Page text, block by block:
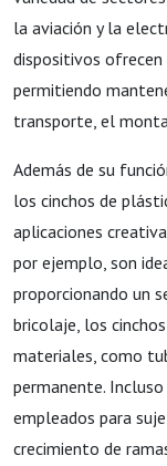
la aviación y la
dispositivos ofrecen
permitiendo
transporte, el
Además de su
los cinchos de
aplicaciones
por ejemplo, son
proporcionando un
bricolaje, los
materiales, como
permanente.
empleados para
crecimiento de